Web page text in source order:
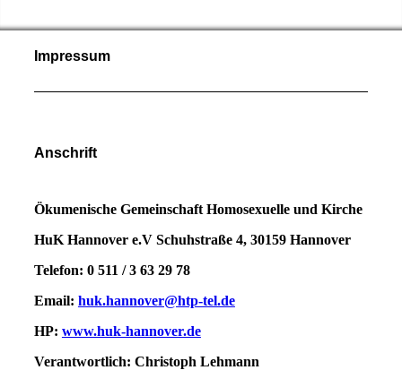
Impressum
Anschrift
Ökumenische Gemeinschaft Homosexuelle und Kirche
HuK Hannover e.V Schuhstraße 4,30159 Hannover
Telefon: 0 511 / 3 63 29 78
Email: huk.hannover@htp-tel.de
HP: www.huk-hannover.de
Verantwortlich: Christoph Lehmann